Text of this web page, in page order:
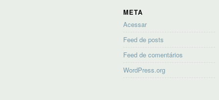
META
Acessar
Feed de posts
Feed de comentários
WordPress.org